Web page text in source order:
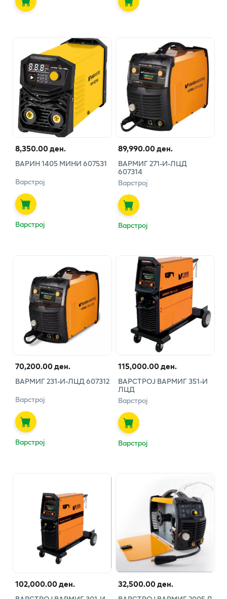
8,350.00 ден.
ВАРИН 1405 МИНИ 607531
Варстрој
Варстрој
89,990.00 ден.
ВАРМИГ 271-И-ЛЦД
607314
Варстрој
Варстрој
70,200.00 ден.
ВАРМИГ 231-И-ЛЦД 607312
Варстрој
Варстрој
115,000.00 ден.
ВАРСТРОЈ ВАРМИГ 351-И
ЛЦД
Варстрој
Варстрој
102,000.00 ден. 32,500.00 ден.